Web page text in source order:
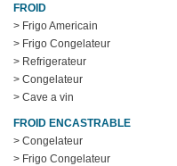
FROID
> Frigo Americain
> Frigo Congelateur
> Refrigerateur
> Congelateur
> Cave a vin
FROID ENCASTRABLE
> Congelateur
> Frigo Congelateur